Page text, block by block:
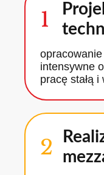
1
opracowanie
intensywne
pracę stałą
2